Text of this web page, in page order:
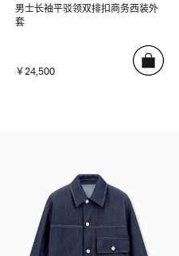
男士长袖平驳领双排扣商务西装外
套
￥24,500